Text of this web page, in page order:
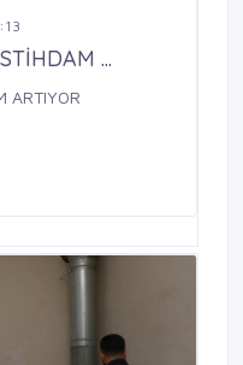
...
ARTIYOR